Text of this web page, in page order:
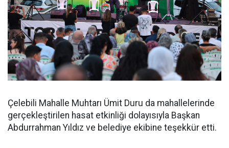
Çelebili Mahalle Muhtarı Ümit Duru da mahallelerinde
gerçekleştirilen hasat etkinliği dolayısıyla Başkan
Abdurrahman Yıldız ve belediye ekibine teşekkür etti.